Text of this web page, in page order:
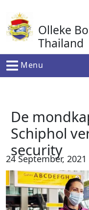
naar
de
inhoud
Olleke
Thailand
In Thailand
Menu
De
Schiphol
security
24 September, 2021